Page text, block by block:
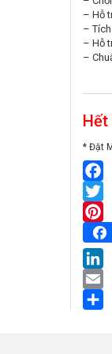
– Hỗ
–
– Hỗ
–
Hết
* Đặt
Email